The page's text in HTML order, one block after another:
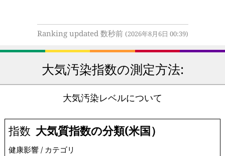
Ranking updated 数秒前 (2026年8月6日 00:39)
大気汚染指数の測定方法:
大気汚染レベルについて
指数 大気質指数の分類(米国）
健康影響 / カテゴリ